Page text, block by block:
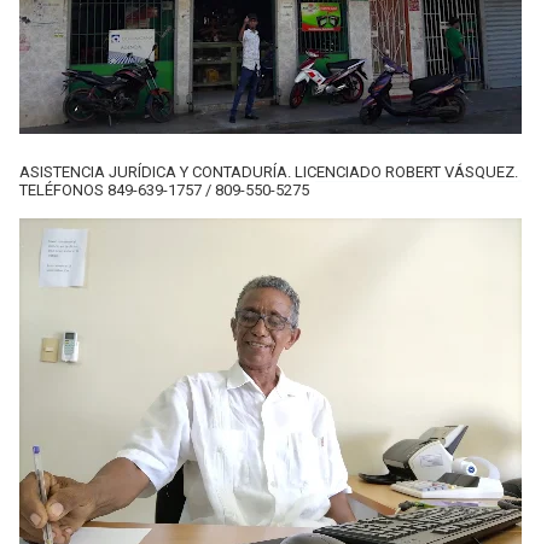
ASISTENCIA JURÍDICA Y CONTADURÍA. LICENCIADO ROBERT VÁSQUEZ.
TELÉFONOS 849-639-1757 / 809-550-5275